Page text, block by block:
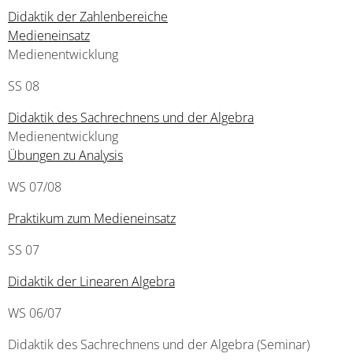
Didaktik der Zahlenbereiche
Medieneinsatz
Medienentwicklung
SS 08
Didaktik des Sachrechnens und der Algebra
Medienentwicklung
Übungen zu Analysis
WS 07/08
Praktikum zum Medieneinsatz
SS 07
Didaktik der Linearen Algebra
WS 06/07
Didaktik des Sachrechnens und der Algebra (Seminar)